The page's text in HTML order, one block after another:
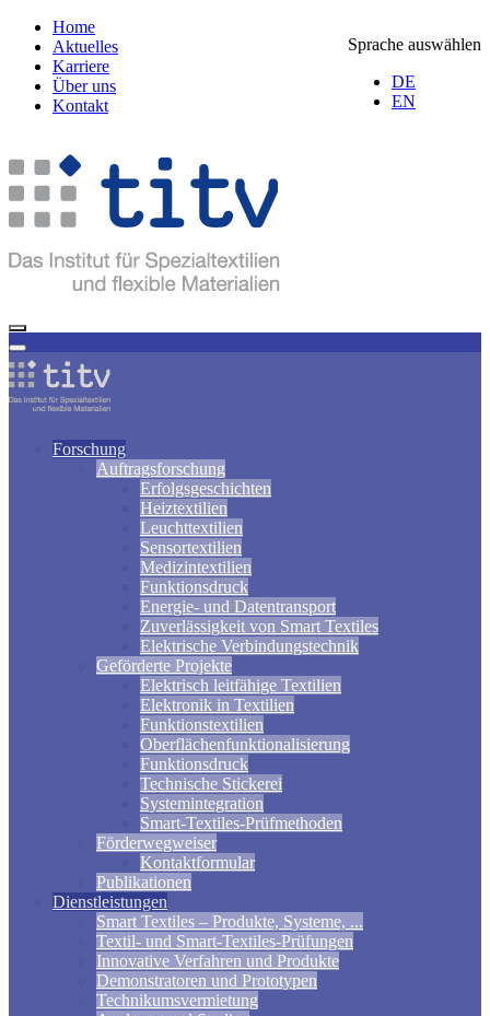
Sprache auswählen
DE
EN
Home
Aktuelles
Karriere
Über uns
Kontakt
Forschung
Auftragsforschung
Erfolgsgeschichten
Heiztextilien
Leuchttextilien
Sensortextilien
Medizintextilien
Funktionsdruck
Energie- und Datentransport
Zuverlässigkeit von Smart Textiles
Elektrische Verbindungstechnik
Geförderte Projekte
Elektrisch leitfähige Textilien
Elektronik in Textilien
Funktionstextilien
Oberflächenfunktionalisierung
Funktionsdruck
Technische Stickerei
Systemintegration
Smart-Textiles-Prüfmethoden
Förderwegweiser
Kontaktformular
Publikationen
Dienstleistungen
Smart Textiles – Produkte, Systeme, ...
Textil- und Smart-Textiles-Prüfungen
Innovative Verfahren und Produkte
Demonstratoren und Prototypen
Technikumsvermietung